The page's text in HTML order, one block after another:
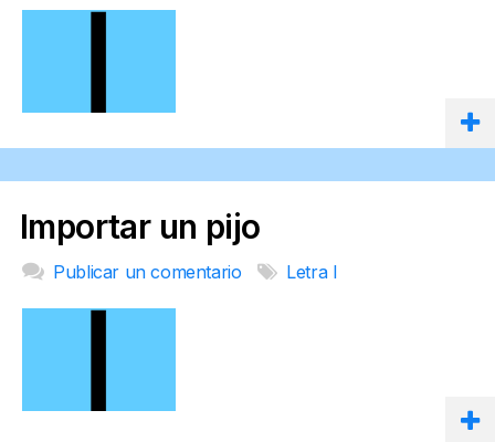
Importar un pijo
Publicar un comentario Letra I